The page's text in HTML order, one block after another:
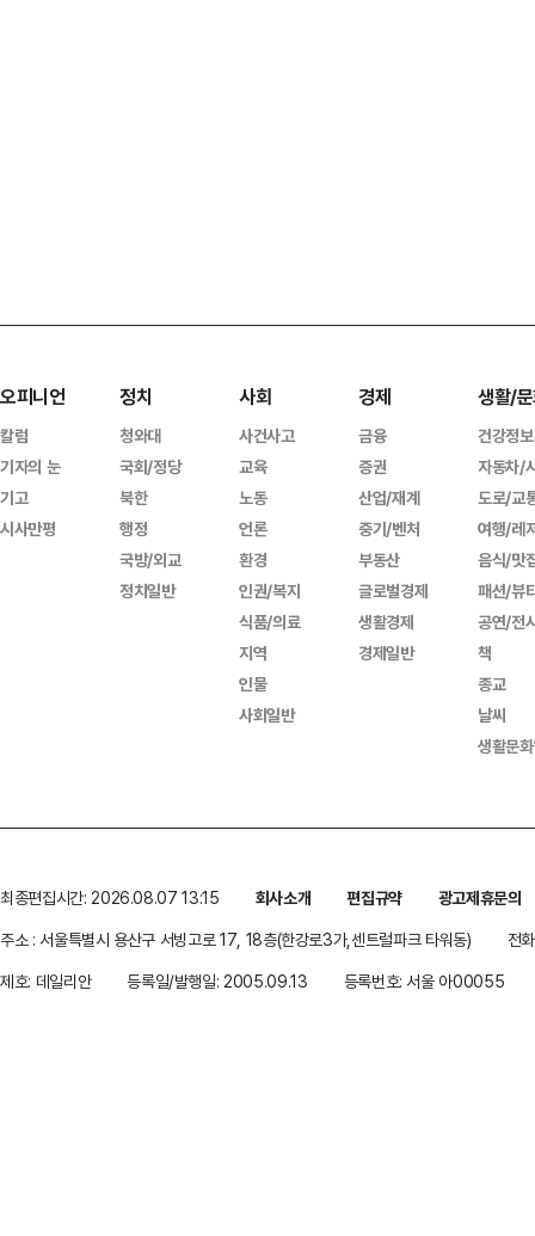
오피니언
칼럼
기자의 눈
기고
시사만평
정치
청와대
국회/정당
북한
행정
국방/외교
정치일반
사회
사건사고
교육
노동
언론
환경
인권/복지
식품/의료
지역
인물
사회일반
경제
금융
증권
산업/재계
중기/벤처
부동산
글로벌경제
생활경제
경제일반
생활/
건강정보
자동차/
도로/교
여행/레
음식/맛
패션/뷰
공연/전
책
종교
날씨
생활문
최종편집시간: 2026.08.07 13:15 회사소개 편집규약
광고제휴문의
주소 : 서울특별시 용산구 서빙고로 17, 18층(한강로3가,센트럴파크 타워동)
전
제호: 데일리안
등록일/발행일: 2005.09.13 등록번호: 서울 아00055